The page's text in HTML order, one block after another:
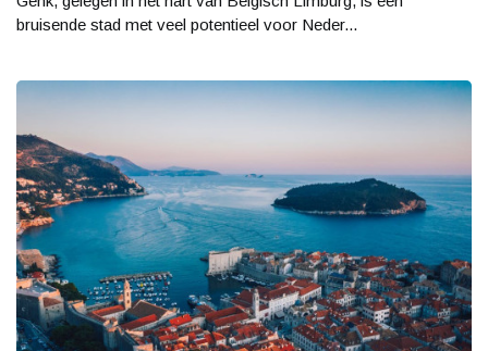
bruisende stad met veel potentieel voor Neder...